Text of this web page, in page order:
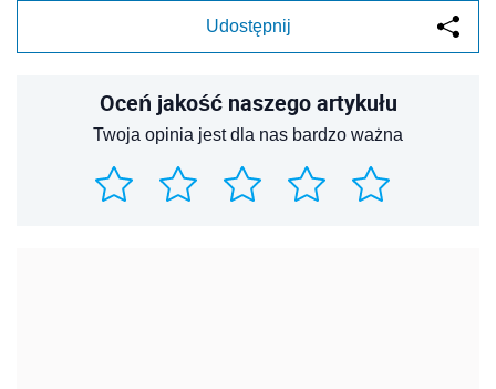
Udostępnij
Oceń jakość naszego artykułu
Twoja opinia jest dla nas bardzo ważna